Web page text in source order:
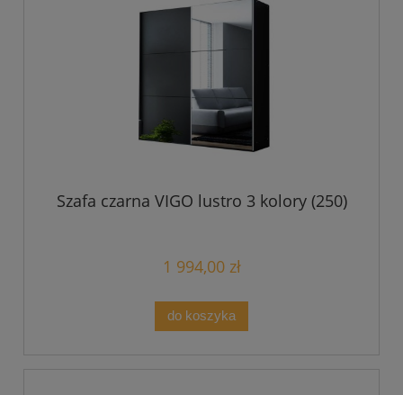
Szafa czarna VIGO lustro 3 kolory (250)
1 994,00 zł
do koszyka